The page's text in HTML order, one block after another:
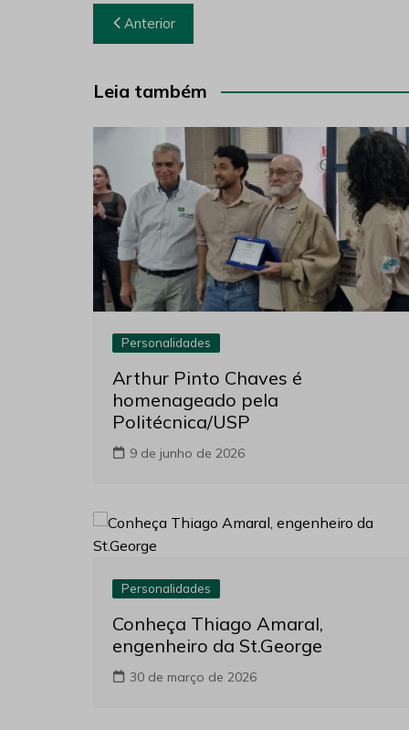
Navegação
de
Post
Anterior
Leia também
Personalidades
Arthur Pinto Chaves é
homenageado pela
Politécnica/USP
9 de junho de 2026
Personalidades
Conheça Thiago Amaral,
engenheiro da St.George
30 de março de 2026